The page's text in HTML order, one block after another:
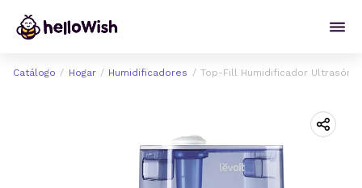
Catálogo Hogar Humidificadores Top-Fill Humidificador